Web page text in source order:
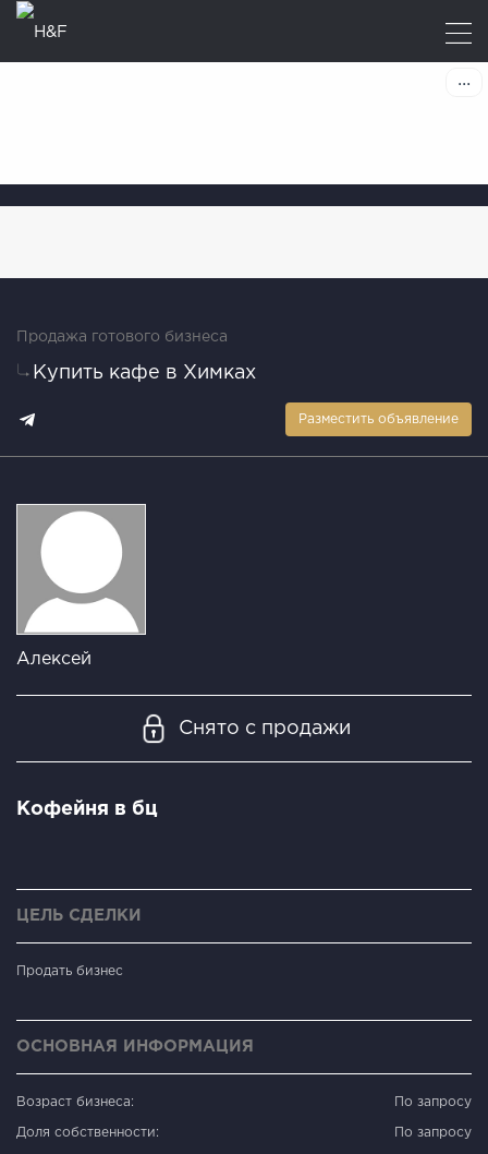
Продажа готового бизнеса
Купить кафе в Химках
Разместить объявление
Алексей
Снято с продажи
Кофейня в бц
ЦЕЛЬ СДЕЛКИ
Продать бизнес
ОСНОВНАЯ ИНФОРМАЦИЯ
Возраст бизнеса: По запросу
Доля собственности: По запросу